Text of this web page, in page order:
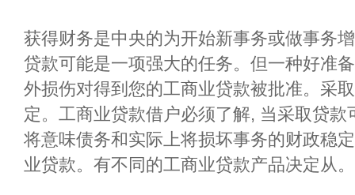
获得财务是中央的为开始新事务或做事务
贷款可能是一项强大的任务。但一种好准
外损伤对得到您的工商业贷款被批准。采
定。工商业贷款借户必须了解, 当采取贷
将意味债务和实际上将损坏事务的财政稳
业贷款。有不同的工商业贷款产品决定从。